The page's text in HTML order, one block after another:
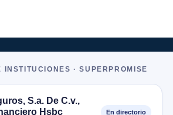
INSTITUCIONES · SUPERPROMISE
S.a. De C.v.,
Hsbc
En directorio